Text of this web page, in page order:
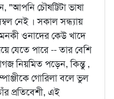
"আপনি চৌষট্টিটা ভাষা
নেই । সকাল সন্ধ্যায়
ওনাদের কেউ খাদে
যেতে পারে -- তার বেশি
নিয়মিত পড়েন, কিন্তু ,
গোরিলা বলে ভুল
প্রতিবেশী, এই